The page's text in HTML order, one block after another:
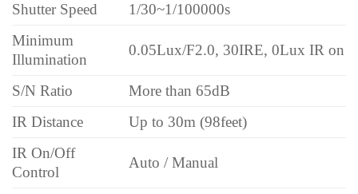
Shutter Speed
1/30~1/100000s
Minimum
Illumination
0.05Lux/F2.0, 30IRE, 0Lux IR on
S/N Ratio
More than 65dB
IR Distance
Up to 30m (98feet)
IR On/Off
Control
Auto / Manual